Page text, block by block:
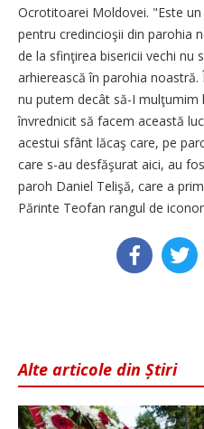
Ocrotitoarei Moldovei. "Este
pentru credincioşii din parohia
de la sfinţirea bisericii vechi nu
arhierească în parohia
nu putem decât să-I mulţumim
învrednicit să facem această
acestui sfânt lăcaş care, pe
care s-au desfăşurat aici, au
paroh Daniel Telişă, care a
Părinte Teofan rangul de
Alte articole din Știri